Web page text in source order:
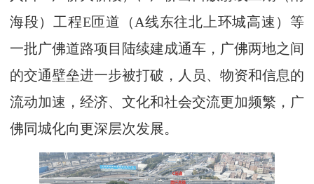
海段）工程E匝道（A线东往北上环城高速）等
一批广佛道路项目陆续建成通车，广佛两地之间
的交通壁垒进一步被打破，人员、物资和信息的
流动加速，经济、文化和社会交流更加频繁，广
佛同城化向更深层次发展。